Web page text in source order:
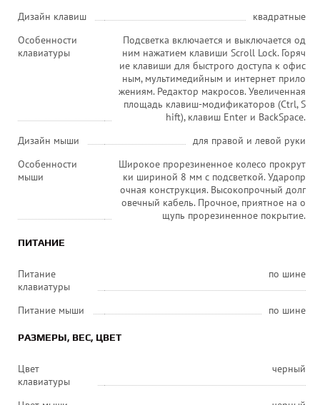
Дизайн клавиш
квадратные
Особенности
клавиатуры
Подсветка включается и выключается од
ним нажатием клавиши Scroll Lock. Горяч
ие клавиши для быстрого доступа к офис
ным, мультимедийным и интернет прило
жениям. Редактор макросов. Увеличенная
площадь клавиш-модификаторов (Ctrl, S
hift), клавиш Enter и BackSpace.
Дизайн мыши
для правой и левой руки
Особенности
мыши
Широкое прорезиненное колесо прокрут
ки шириной 8 мм с подсветкой. Ударопр
очная конструкция. Высокопрочный долг
овечный кабель. Прочное, приятное на о
щупь прорезиненное покрытие.
ПИТАНИЕ
Питание
клавиатуры
по шине
Питание мыши по шине
РАЗМЕРЫ, ВЕС, ЦВЕТ
Цвет
клавиатуры
черный